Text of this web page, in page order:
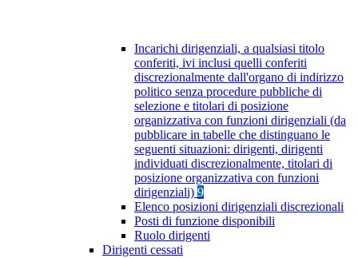
Incarichi dirigenziali, a qualsiasi titolo
conferiti, ivi inclusi quelli conferiti
discrezionalmente dall'organo di indirizzo
politico senza procedure pubbliche di
selezione e titolari di posizione
organizzativa con funzioni dirigenziali (da
pubblicare in tabelle che distinguano le
seguenti situazioni: dirigenti, dirigenti
individuati discrezionalmente, titolari di
posizione organizzativa con funzioni
dirigenziali) 9
Elenco posizioni dirigenziali discrezionali
Posti di funzione disponibili
Ruolo dirigenti
Dirigenti cessati